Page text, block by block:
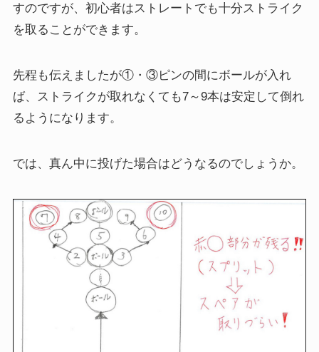
すのですが、初心者はストレートでも十分ストライク
を取ることができます。
先程も伝えましたが①・③ピンの間にボールが入れ
ば、ストライクが取れなくても7～9本は安定して倒れ
るようになります。
では、真ん中に投げた場合はどうなるのでしょうか。